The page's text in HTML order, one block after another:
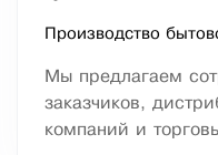
Производство
Мы предлагаем
заказчиков,
компаний и